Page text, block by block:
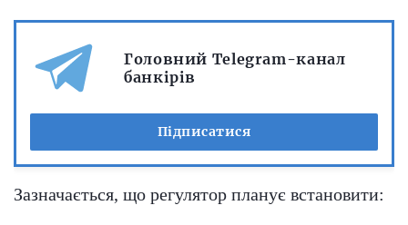
Головний Telegram-канал
банкірів
Підписатися
Зазначається, що регулятор планує встановити: